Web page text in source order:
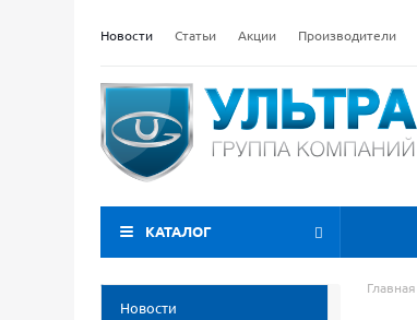
Новости Статьи Акции Производители
КАТАЛОГ
Новости
Главная